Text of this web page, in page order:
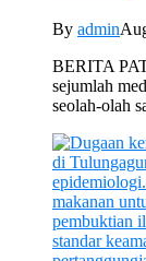
By admin
BERITA
sejumlah
seolah-olah